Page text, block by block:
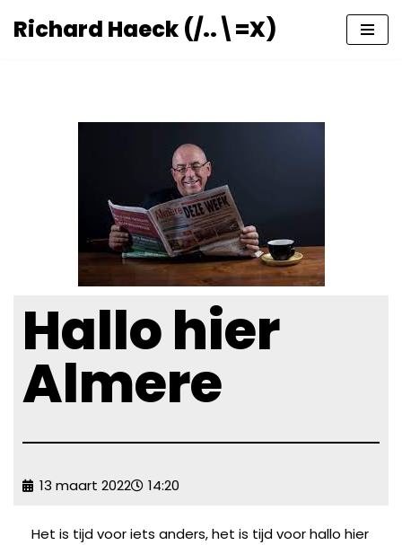
Richard Haeck (/..\=X)
Hallo hier
Almere
13 maart 2022 14:20
Het is tijd voor iets anders, het is tijd voor hallo hier